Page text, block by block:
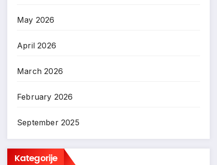
May 2026
April 2026
March 2026
February 2026
September 2025
Kategorije